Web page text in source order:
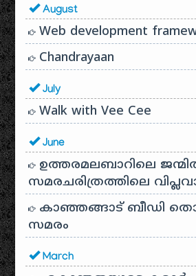
August
Web development
Chandrayaan
July
Walk with Vee Cee
June
ഉത്തരമലബാറിലെ
സമരചരിത്രത്തിലെ
കാഞ്ഞങ്ങാട് ബീഡി
സമരം
March